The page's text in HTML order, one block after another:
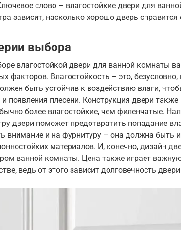
слово – влагостойкие двери для
зависит, насколько хорошо дверь справится
выбора
влагостойкой двери для ванной комнаты
факторов. Влагостойкость – это,
быть устойчив к воздействию влаги,
и появления плесени. Конструкция двери
более влагостойкие, чем филенчатые.
двери поможет предотвратить попадание
внимание и на фурнитуру – она должна быть
материалов. И, конечно, дизайн
ванной комнаты. Цена также играет
ведь от этого зависит долговечность двери.